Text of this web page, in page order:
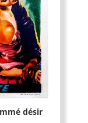
désir